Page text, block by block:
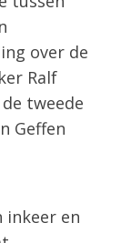
over de
Ralf
tweede
Geffen
inkeer en